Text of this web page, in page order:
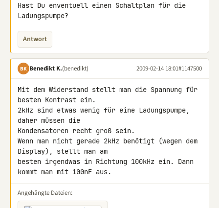
Hast Du enventuell einen Schaltplan für die
Ladungspumpe?
Antwort
BK Benedikt K.(benedikt) 2009-02-14 18:01#1147500
Mit dem Widerstand stellt man die Spannung für
besten Kontrast ein.
2kHz sind etwas wenig für eine Ladungspumpe,
daher müssen die
Kondensatoren recht groß sein.
Wenn man nicht gerade 2kHz benötigt (wegen dem
Display), stellt man am
besten irgendwas in Richtung 100kHz ein. Dann
kommt man mit 100nF aus.
Angehängte Dateien: